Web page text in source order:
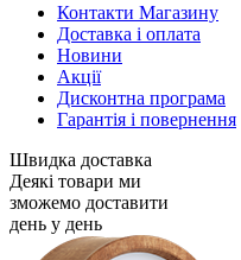
Контакти Магазину
Доставка і оплата
Новини
Акції
Дисконтна програма
Гарантія і повернення
Швидка доставка
Деякі товари ми
зможемо доставити
день у день